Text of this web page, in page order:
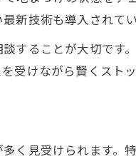
の選び方ポイント
理なく継続する方法
サロン事情紹介
新技術も導入されて
することが大切です
受けながら賢くスト
く見受けられます。